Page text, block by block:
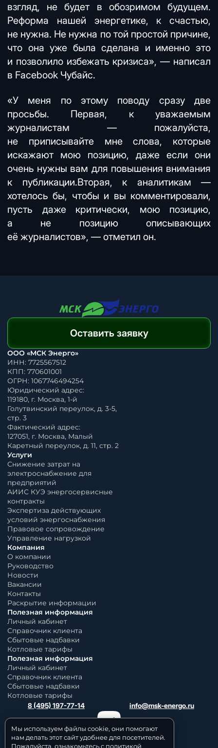
взгляд, не будет в обозримом будущем.
Реформа нашей энергетике, к счастью,
не нужна. Не нужна по той простой причине,
что она уже была сделана и именно это
и позволило избежать кризиса», — написал
в Facebook Чубайс.
«У меня по этому поводу сразу две
просьбы. Первая, к уважаемым
журналистам — пожалуйста,
не приписывайте мне слова, которые
искажают мою позицию, даже если они
очень нужны вам для повышения внимания
к публикации.Вторая, к аналитикам —
хотелось бы, чтобы и вы комментировали,
пусть даже критически, мою позицию,
а не позицию описывающих
её журналистов», — отметил он.
Мы используем файлы cookie, они помогают
нам делать этот сайт удобнее для посетителей.
Пожалуйста, ознакомьтесь с политикой
Оставить заявку
ООО «МСК Энерго»
ИНН: 7725567512
КПП: 770601001
ОГРН: 1067746494254
Юридический адрес:
119180, г. Москва, 1-й
Голутвинский переулок, д. 3-5,
стр. 3
Фактический адрес:
127051, г. Москва, Малый
Каретный переулок, д. 11, стр. 2
Услуги
Снижение затрат на
электроснабжение для
предприятий
АИИС КУЭ энергосервисные
контракты
Экспертиза действующих
условий энергоснабжения
Правовое сопровождение
Управление нагрузкой
Компания
О компании
Руководство
Новости
Вакансии
Контакты
Раскрытие информации
Полезная информация
Личный кабинет
Справочник клиента
Сбытовые надбавки
Котловые тарифы
Полезная информация
Личный кабинет
Справочник клиента
Сбытовые надбавки
Котловые тарифы
8 (495) 197-77-14 info@msk-energo.ru